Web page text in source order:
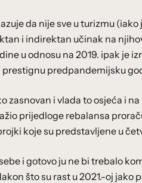
da nije sve u turizmu
i indirektan učinak na
u odnosu na 2019. ipak je
predpandemijsku
zasnovan i vlada to osjeća i
prijedloge rebalansa
koje su predstavljene u
i gotovo ju ne bi trebalo
što su rast u 2021.-oj jako